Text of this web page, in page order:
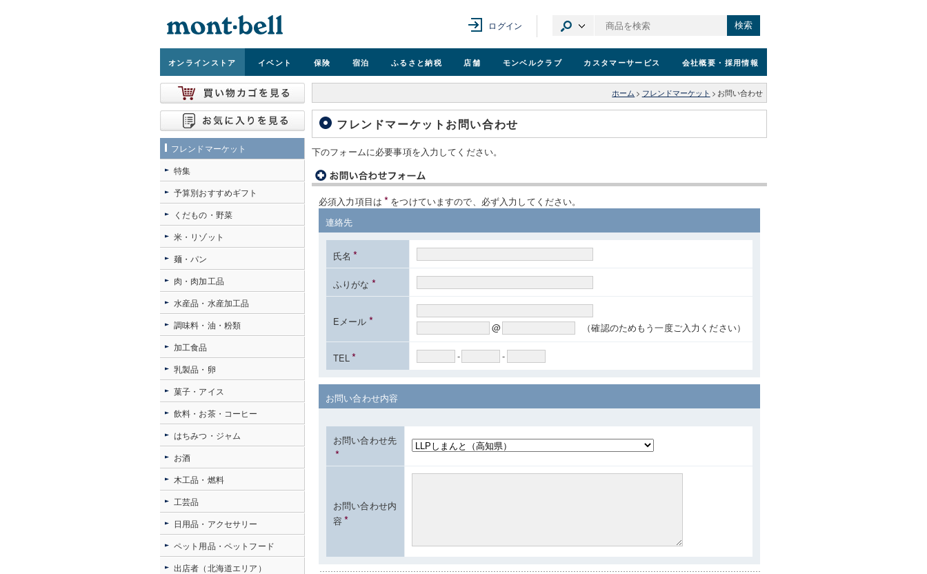
ログイン 検索
オンラインストア イベント 保険 宿泊 ふるさと納税 店舗 モンベルクラブ カスタマーサービス 会社概要 ・採用情報
ホーム > フレンドマーケット > お問い合わせ
フレンドマーケットお問い合わせ
下のフォームに必要事項を入力してください。
必須入力項目は * をつけていますので、必ず入力してください。
連絡先
氏名 *
ふりがな *
Eメール * @ （確認のためもう一度ご入力ください）
TEL* - -
お問い合わせ内容
お問い合わせ先
*
お問い合わせ内
容 *
フレンドマーケット
特集
予算別おすすめギフト
くだもの・野菜
米・リゾット
麺・パン
肉・肉加工品
水産品・水産加工品
調味料・油・粉類
加工食品
乳製品・卵
菓子・アイス
飲料・お茶・コーヒー
はちみつ・ジャム
お酒
木工品・燃料
工芸品
日用品・アクセサリー
ペット用品・ペットフード
出店者（北海道エリア）